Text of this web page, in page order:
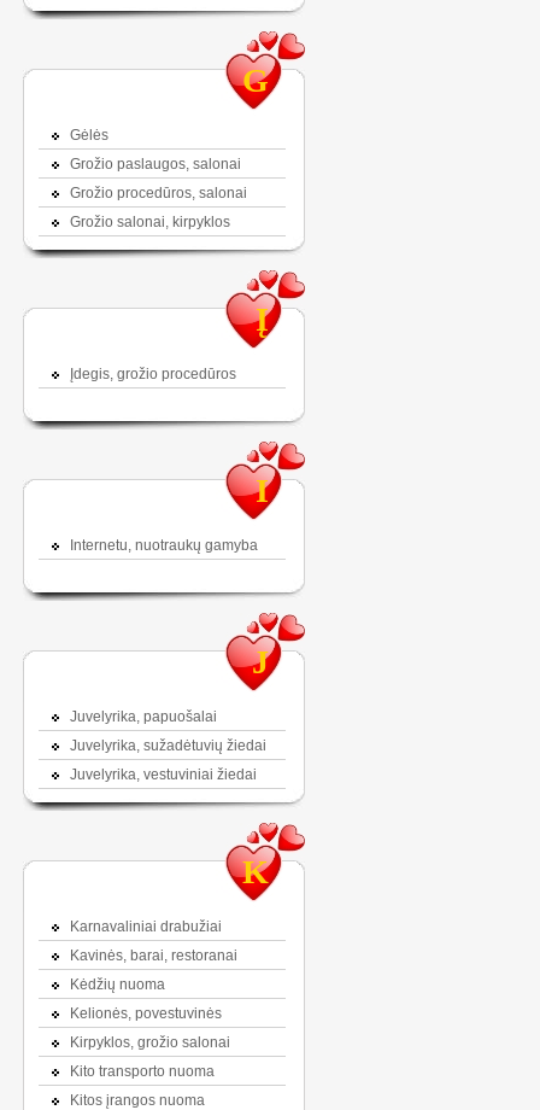
G
Gėlės
Grožio paslaugos, salonai
Grožio procedūros, salonai
Grožio salonai, kirpyklos
Į
Įdegis, grožio procedūros
I
Internetu, nuotraukų gamyba
J
Juvelyrika, papuošalai
Juvelyrika, sužadėtuvių žiedai
Juvelyrika, vestuviniai žiedai
K
Karnavaliniai drabužiai
Kavinės, barai, restoranai
Kėdžių nuoma
Kelionės, povestuvinės
Kirpyklos, grožio salonai
Kito transporto nuoma
Kitos įrangos nuoma